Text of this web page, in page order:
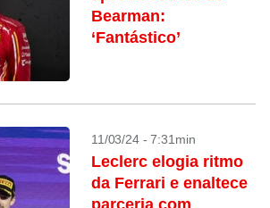
Bearman:
‘Fantástico’
11/03/24 - 7:31min
Leclerc elogia ritmo
da Ferrari e enaltece
parceria com